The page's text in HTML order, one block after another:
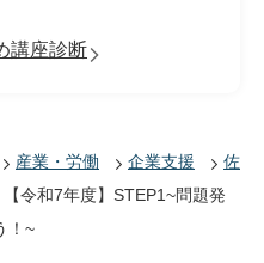
講座診断
産業・労働 企業支援
佐
【令和7年度】STEP1~問題発
！~